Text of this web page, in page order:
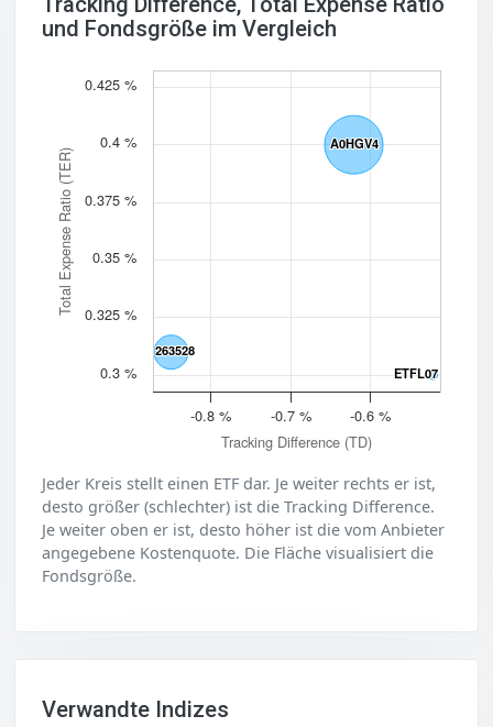
und Fondsgröße im Vergleich
Tracking Difference (TD)
Total Expense Ratio (TER)
263528
263528
ETFL07
ETFL07
A0HGV4
A0HGV4
-0.8 % -0.7 % -0.6 %
0.3 %
0.325 %
0.35 %
0.375 %
0.4 %
0.425 %
Jeder Kreis stellt einen ETF dar. Je weiter rechts er ist,
desto größer (schlechter) ist die Tracking Difference.
Je weiter oben er ist, desto höher ist die vom Anbieter
angegebene Kostenquote. Die Fläche visualisiert die
Fondsgröße.
Verwandte Indizes